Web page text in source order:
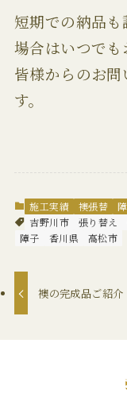
短期での納品
場合はいつでも
皆様からのお
す。
施工実績 襖張替
吉野川市
張り替え
障子
香川県 高松市
襖の完成品ご紹介